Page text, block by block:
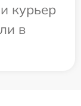
курьер
в